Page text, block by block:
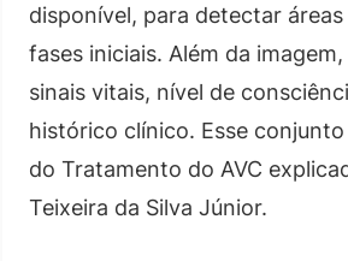
disponível, para detectar
fases iniciais. Além da
sinais vitais, nível de
histórico clínico. Esse
do Tratamento do AVC
Teixeira da Silva Júnior.